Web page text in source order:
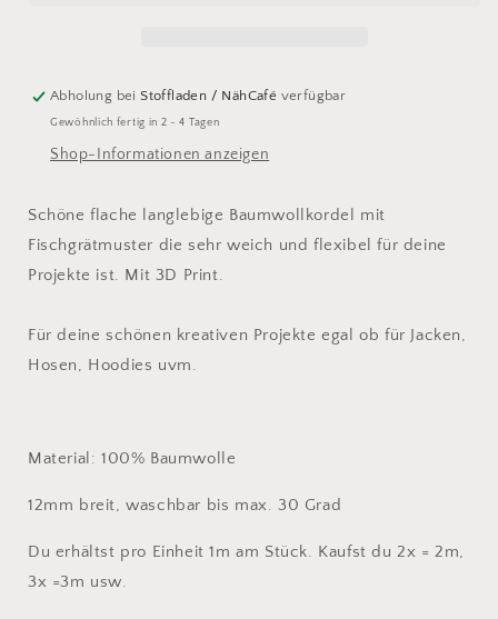
Abholung bei Stoffladen / NähCafé verfügbar
Gewöhnlich fertig in 2 - 4 Tagen
Shop-Informationen anzeigen
Schöne flache langlebige Baumwollkordel mit
Fischgrätmuster die sehr weich und flexibel für deine
Projekte ist. Mit 3D Print.
Für deine schönen kreativen Projekte egal ob für Jacken,
Hosen, Hoodies uvm.
Material: 100% Baumwolle
12mm breit, waschbar bis max. 30 Grad
Du erhältst pro Einheit 1m am Stück. Kaufst du 2x = 2m,
3x =3m usw.